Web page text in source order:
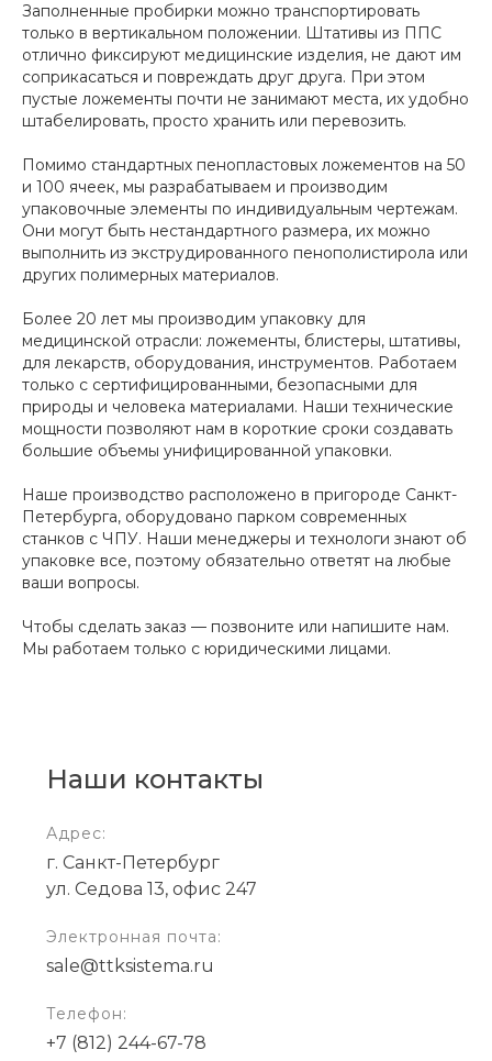
Заполненные пробирки можно транспортировать
только в вертикальном положении. Штативы из ППС
отлично фиксируют медицинские изделия, не дают им
соприкасаться и повреждать друг друга. При этом
пустые ложементы почти не занимают места, их удобно
штабелировать, просто хранить или перевозить.
Помимо стандартных пенопластовых ложементов на 50
и 100 ячеек, мы разрабатываем и производим
упаковочные элементы по индивидуальным чертежам.
Они могут быть нестандартного размера, их можно
выполнить из экструдированного пенополистирола или
других полимерных материалов.
Более 20 лет мы производим упаковку для
медицинской отрасли: ложементы, блистеры, штативы,
для лекарств, оборудования, инструментов. Работаем
только с сертифицированными, безопасными для
природы и человека материалами. Наши технические
мощности позволяют нам в короткие сроки создавать
большие объемы унифицированной упаковки.
Наше производство расположено в пригороде Санкт-
Петербурга, оборудовано парком современных
станков с ЧПУ. Наши менеджеры и технологи знают об
упаковке все, поэтому обязательно ответят на любые
ваши вопросы.
Чтобы сделать заказ — позвоните или напишите нам.
Мы работаем только с юридическими лицами.
Наши контакты
Адрес:
г. Санкт-Петербург
ул. Седова 13, офис 247
Электронная почта:
sale@ttksistema.ru
Телефон:
+7 (812) 244-67-78